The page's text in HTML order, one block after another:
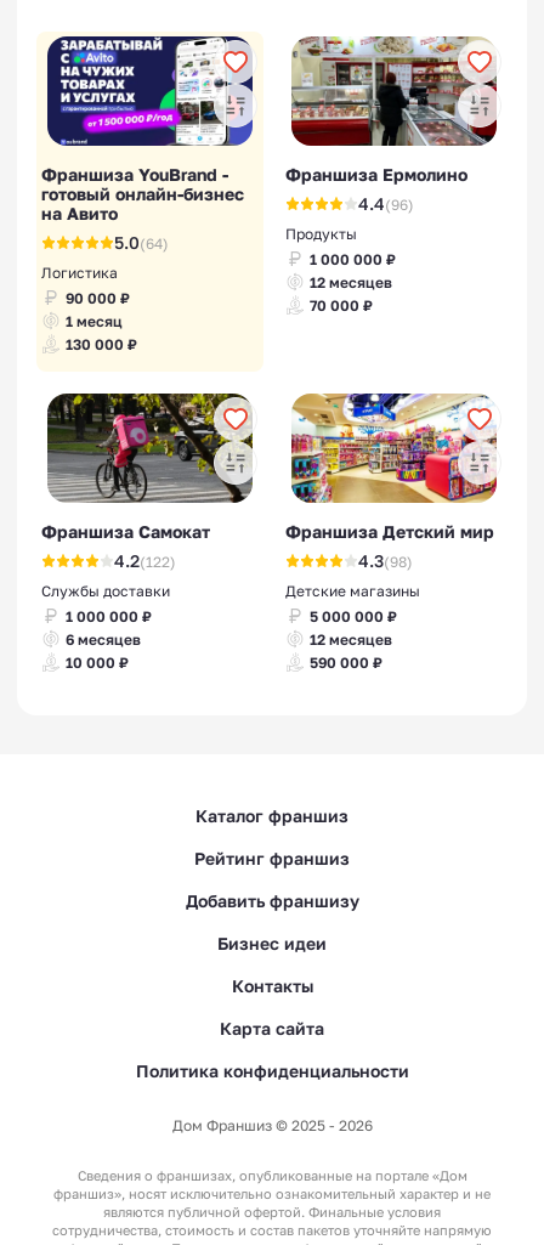
Франшиза YouBrand -
готовый онлайн-бизнес
на Авито
5.0(64)
Логистика
90 000 ₽
1 месяц
130 000 ₽
Франшиза Ермолино
4.4(96)
Продукты
1 000 000 ₽
12 месяцев
70 000 ₽
Франшиза Самокат
4.2(122)
Службы доставки
1 000 000 ₽
6 месяцев
10 000 ₽
Франшиза Детский мир
4.3(98)
Детские магазины
5 000 000 ₽
12 месяцев
590 000 ₽
Каталог франшиз
Рейтинг франшиз
Добавить франшизу
Бизнес идеи
Контакты
Карта сайта
Политика конфиденциальности
Дом Франшиз © 2025 - 2026